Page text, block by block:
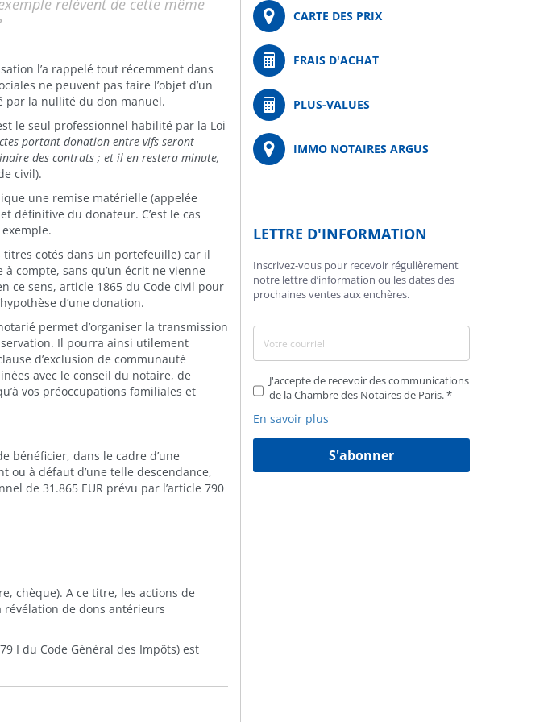
relèvent de cette même
l’a rappelé tout récemment dans
ne peuvent pas faire l’objet d’un
par la nullité du don manuel.
le seul professionnel habilité par la Loi
portant donation entre vifs seront
des contrats ; et il en restera minute,
civil).
une remise matérielle (appelée
définitive du donateur. C’est le cas
cotés dans un portefeuille) car il
compte, sans qu’un écrit ne vienne
ce sens, article 1865 du Code civil pour
d’une donation.
permet d’organiser la transmission
Il pourra ainsi utilement
d’exclusion de communauté
avec le conseil du notaire, de
vos préoccupations familiales et
bénéficier, dans le cadre d’une
à défaut d’une telle descendance,
de 31.865 EUR prévu par l’article 790
chèque). A ce titre, les actions de
révélation de dons antérieurs
I du Code Général des Impôts) est
CARTE DES PRIX
FRAIS D'ACHAT
PLUS-VALUES
IMMO NOTAIRES ARGUS
LETTRE D'INFORMATION
Inscrivez-vous pour recevoir régulièrement
notre lettre d’information ou les dates des
prochaines ventes aux enchères.
J'accepte de recevoir des communications
de la Chambre des Notaires de Paris.
En savoir plus
S'abonner